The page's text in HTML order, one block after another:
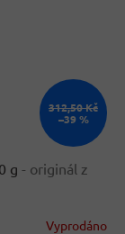
312,50 Kč
–39 %
g - originál z
Vyprodáno